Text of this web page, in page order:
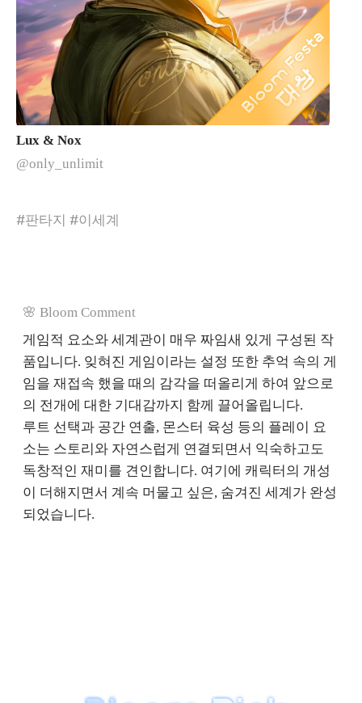
Lux & Nox
@only_unlimit
#판타지 #이세계
🌸 Bloom Comment
게임적 요소와 세계관이 매우 짜임새 있게 구성된 작
품입니다. 잊혀진 게임이라는 설정 또한 추억 속의 게
임을 재접속 했을 때의 감각을 떠올리게 하여 앞으로
의 전개에 대한 기대감까지 함께 끌어올립니다.
루트 선택과 공간 연출, 몬스터 육성 등의 플레이 요
소는 스토리와 자연스럽게 연결되면서 익숙하고도
독창적인 재미를 견인합니다. 여기에 캐릭터의 개성
이 더해지면서 계속 머물고 싶은, 숨겨진 세계가 완성
되었습니다.